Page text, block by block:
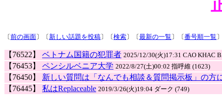
〔前の画面〕〔 新しい話題を投稿〕〔検索〕〔最新の一覧 〕〔番号順一覧
【76522】 ベトナム国籍の犯罪者 2025/12/30(火)17:31 CAO KHAC
【76453】 ペンシルベニア大学 2022/8/27(土)00:02 指呼維 (1623)
【76450】
新しい質問は「なんでも相談＆質問掲示板」の方
【76445】
私はReplaceable 2019/3/26(火)19:04 ダーク (749)